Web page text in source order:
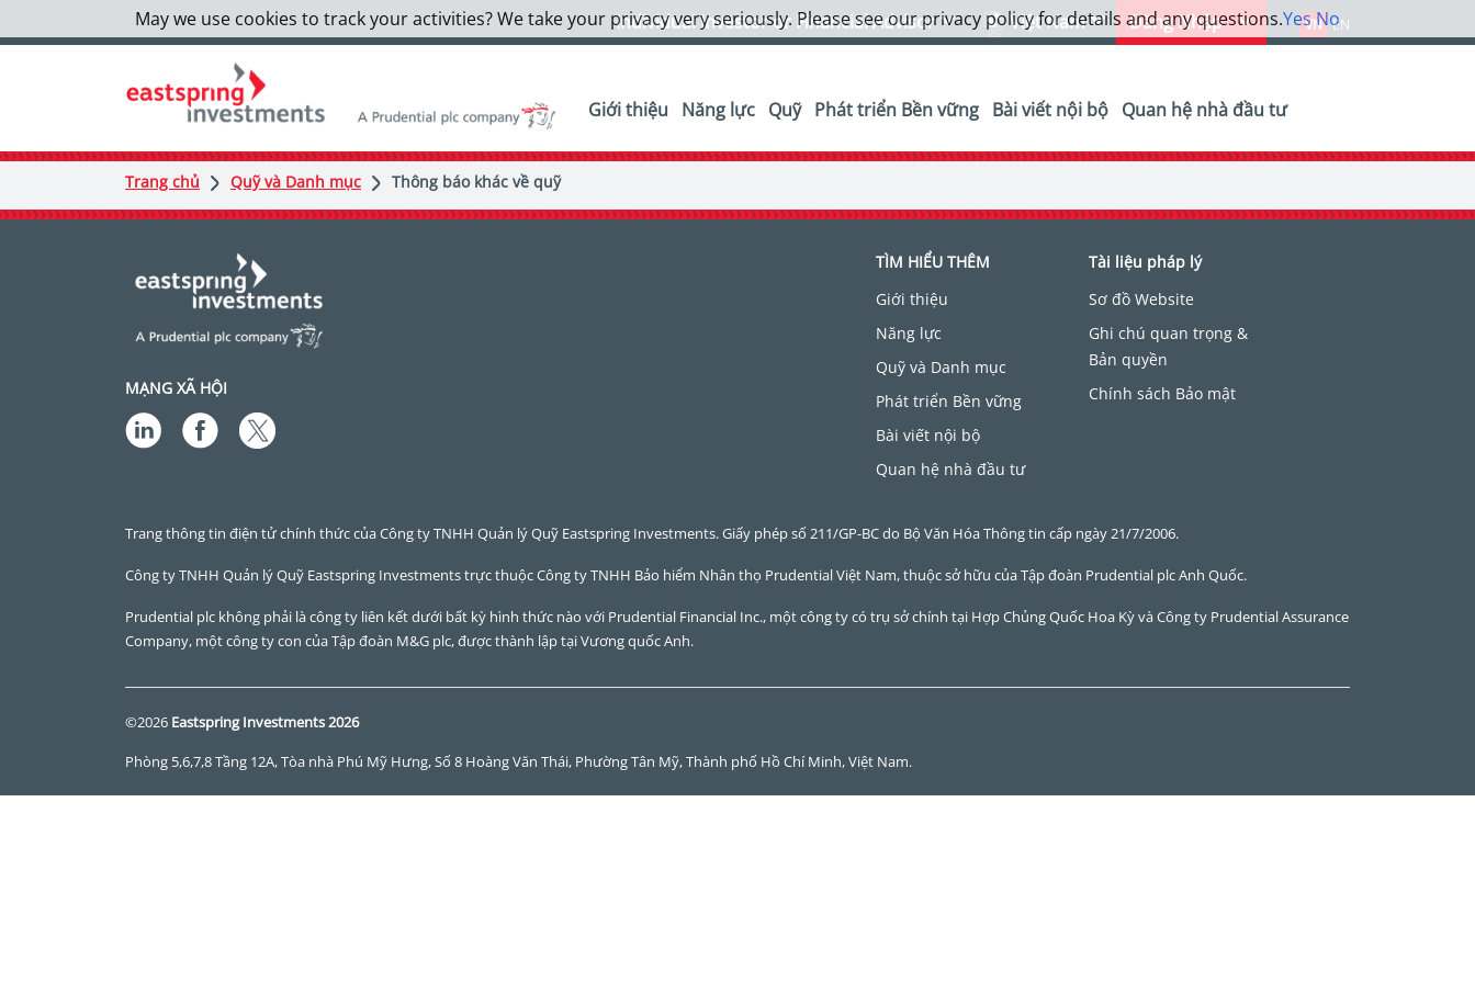
VN EN
Đăng Nhập
Việt Nam
Individual Investor or Financial Advisor
Giới thiệu Năng lực Quỹ Phát triển Bền vững Bài viết nội bộ Quan hệ nhà đầu tư
Trang chủ Quỹ và Danh mục Thông báo khác về quỹ
MẠNG XÃ HỘI
TÌM HIỂU THÊM
Giới thiệu
Năng lực
Quỹ và Danh mục
Phát triển Bền vững
Bài viết nội bộ
Quan hệ nhà đầu tư
Tài liệu pháp lý
Sơ đồ Website
Ghi chú quan trọng &
Bản quyền
Chính sách Bảo mật
Trang thông tin điện tử chính thức của Công ty TNHH Quản lý Quỹ Eastspring Investments. Giấy phép số 211/GP-BC do Bộ Văn Hóa Thông tin cấp ngày 21/7/2006.
Công ty TNHH Quản lý Quỹ Eastspring Investments trực thuộc Công ty TNHH Bảo hiểm Nhân thọ Prudential Việt Nam, thuộc sở hữu của Tập đoàn Prudential plc Anh Quốc.
Prudential plc không phải là công ty liên kết dưới bất kỳ hình thức nào với Prudential Financial Inc., một công ty có trụ sở chính tại Hợp Chủng Quốc Hoa Kỳ và Công ty Prudential Assurance
Company, một công ty con của Tập đoàn M&G plc, được thành lập tại Vương quốc Anh.
©2026 Eastspring Investments 2026
Phòng 5,6,7,8 Tầng 12A, Tòa nhà Phú Mỹ Hưng, Số 8 Hoàng Văn Thái, Phường Tân Mỹ, Thành phố Hồ Chí Minh, Việt Nam.
May we use cookies to track your activities? We take your privacy very seriously. Please see our privacy policy for details and any questions.YesNo